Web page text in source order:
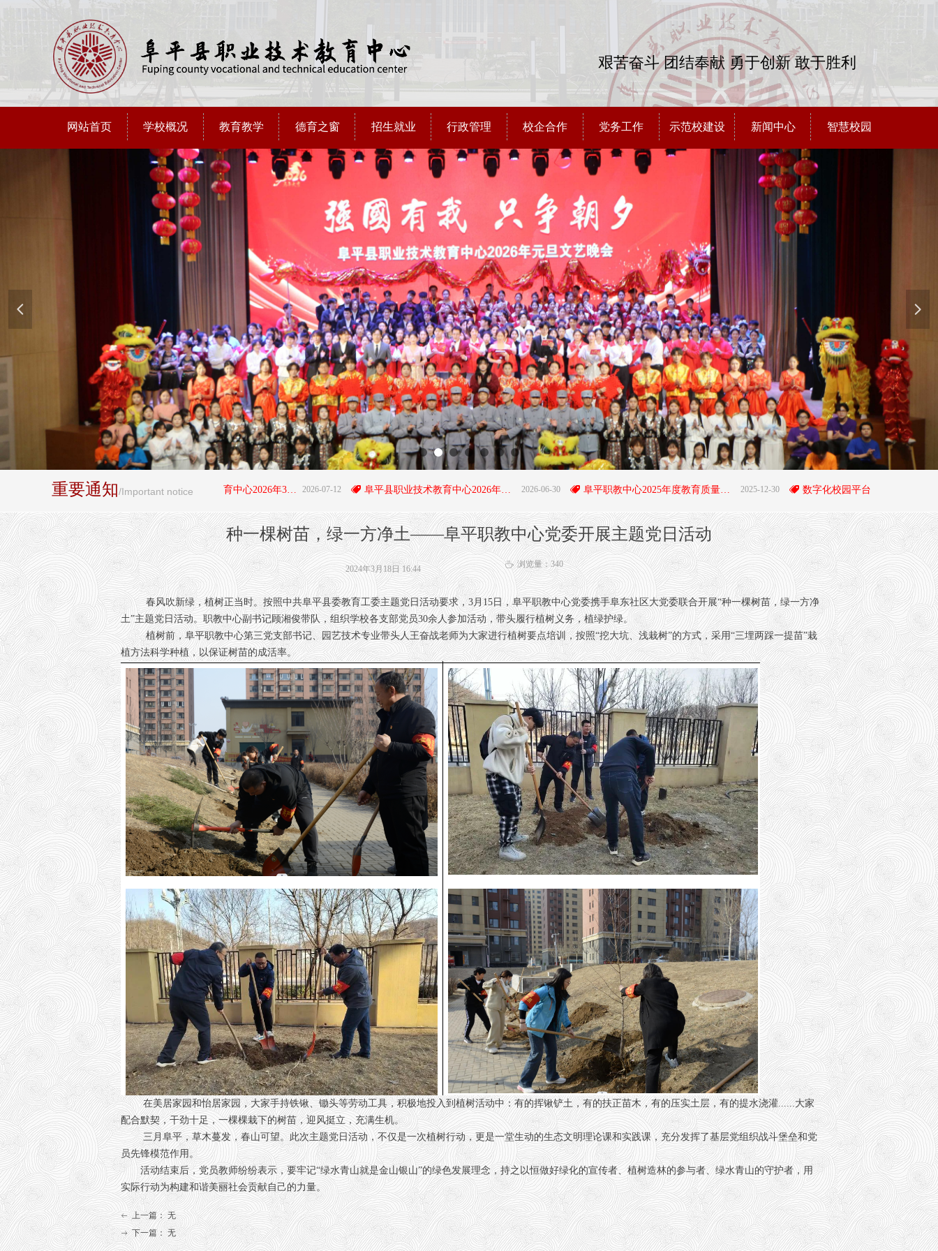
网站首页 学校概况 教育教学 德育之窗 招生就业 行政管理 校企合作 党务工作 示范校建设 新闻中心 智慧校园
艰苦奋斗 团结奉献 勇于创新 敢于胜利
넳 넲
重要通知/Important notice 2026-07-12
뀄 阜平县职业技术教育中心2026年3+4"贯通培养项目拟录取学生名单公示 2026-06-30
뀄 阜平县职业技术教育中心2026年招生简章 2025-12-30
뀄 阜平职教中心2025年度教育质量年度报告 뀄 数字化校园平台
种一棵树苗，绿一方净土——阜平职教中心党委开展主题党日活动
春风吹新绿，植树正当时。按照中共阜平县委教育工委主题党日活动要求，3月15日，阜平职教中心党委携手阜东社区大党委联合开展“种一棵树苗，绿一方净
土”主题党日活动。职教中心副书记顾湘俊带队，组织学校各支部党员30余人参加活动，带头履行植树义务，植绿护绿。
植树前，阜平职教中心第三党支部书记、园艺技术专业带头人王奋战老师为大家进行植树要点培训，按照“挖大坑、浅栽树”的方式，采用“三埋两踩一提苗”栽
植方法科学种植，以保证树苗的成活率。
在美居家园和怡居家园，大家手持铁锹、锄头等劳动工具，积极地投入到植树活动中：有的挥锹铲土，有的扶正苗木，有的压实土层，有的提水浇灌......大家
配合默契，干劲十足，一棵棵栽下的树苗，迎风挺立，充满生机。
三月阜平，草木蔓发，春山可望。此次主题党日活动，不仅是一次植树行动，更是一堂生动的生态文明理论课和实践课，充分发挥了基层党组织战斗堡垒和党
员先锋模范作用。
活动结束后，党员教师纷纷表示，要牢记“绿水青山就是金山银山”的绿色发展理念，持之以恒做好绿化的宣传者、植树造林的参与者、绿水青山的守护者，用
实际行动为构建和谐美丽社会贡献自己的力量。
2024年3月18日 16:44 ꄘ 浏览量：340
ꂃ 上一篇： 无
ꁹ 下一篇： 无